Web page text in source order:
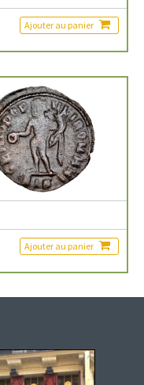
Ajouter au panier
Ajouter au panier